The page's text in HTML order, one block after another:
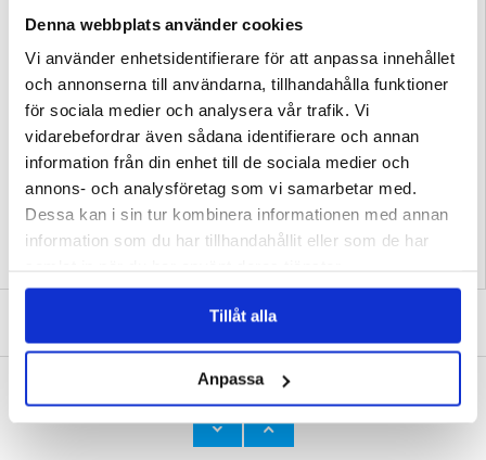
Denna webbplats använder cookies
Vi använder enhetsidentifierare för att anpassa innehållet
och annonserna till användarna, tillhandahålla funktioner
för sociala medier och analysera vår trafik. Vi
vidarebefordrar även sådana identifierare och annan
information från din enhet till de sociala medier och
annons- och analysföretag som vi samarbetar med.
Dessa kan i sin tur kombinera informationen med annan
information som du har tillhandahållit eller som de har
Tillåt alla
Anpassa
Intressanta fakta:
- TPU (termoplastisk polyuretan) ger utmärkt elasticitet och motståndskraft mot
- PC (polykarbonat) är känt för sina slagtåliga egenskaper, vilket gör det perfekt
EAN: 5714122628817
Skal & Tillbehör
SKRIV EN RECENSION
ANDRA KUNDER HAR OCKSÅ KÖPT
Anti-Halk OnePlus 7 TPU-skal - Genomskinlig
OnePlus Nord 2T Borstat TPU-skal - Kolfiber
- Blå